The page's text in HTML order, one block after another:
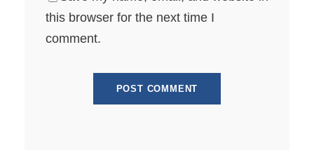
this browser for the next time I
comment.